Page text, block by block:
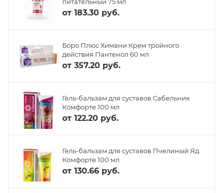
от 183.30 руб.
Боро Плюс Химани Крем тройного
действия Пантенол 60 мл
от 357.20 руб.
Гель-бальзам для суставов Сабельник
Комфорте 100 мл
от 122.20 руб.
Гель-бальзам для суставов Пчелиный Яд
Комфорте 100 мл
от 130.66 руб.